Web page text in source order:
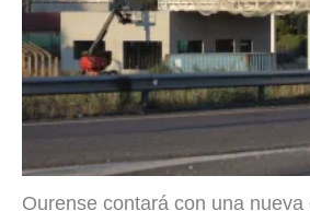
Ourense contará con una